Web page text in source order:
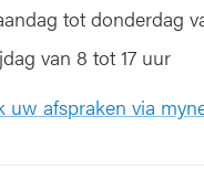
tot donderdag
van 8 tot 17 uur
uw afspraken via